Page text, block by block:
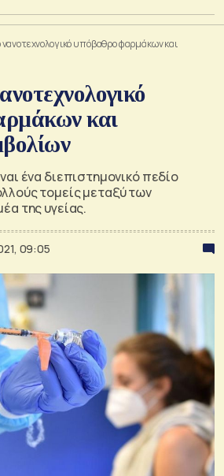
νανοτεχνολογικό υπόβαθρο φαρμάκων και
και
ένα διεπιστημονικό πεδίο
τομείς μεταξύ των
της υγείας.
09:05